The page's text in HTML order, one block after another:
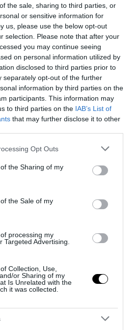
the sale, sharing to third parties, or
or sensitive information for
us, please use the below opt-out
selection. Please note that after your
you may continue seeing
on personal information utilized by
disclosed to third parties prior to
separately opt-out of the further
information by third parties on the
participants. This information may
to third parties on the IAB’s List of
that may further disclose it to other
app uses one or more Google
or usage behaviour. You may click to
to Google and its third-party tags to
specified purposes in below Google
Opt Outs
the Sharing of my
the Sale of my
processing my
Targeted Advertising.
Collection, Use,
or Sharing of my
Is Unrelated with the
it was collected.
– Χ.Δούκα την
Μέγαρο Μαξίμου
θλίψη για τους
χάθηκαν – Δύσκολες